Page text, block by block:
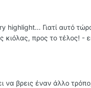
highlight... Γιατί αυτό
κιόλας, προς το τέλος! -
να βρεις έναν άλλο